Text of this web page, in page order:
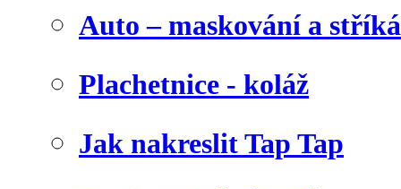
Auto – maskování a
Plachetnice - koláž
Jak nakreslit Tap Tap